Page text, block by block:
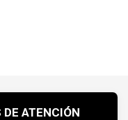
DE ATENCIÓN